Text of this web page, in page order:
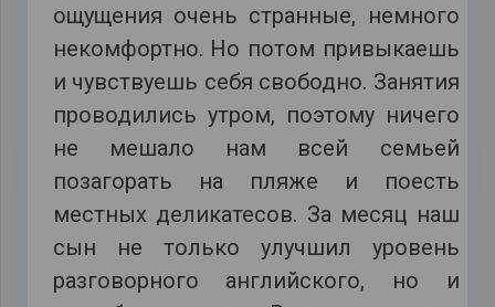
ощущения очень странные, немного
некомфортно. Но потом привыкаешь
и чувствуешь себя свободно. Занятия
проводились утром, поэтому ничего
не мешало нам всей семьей
позагорать на пляже и поесть
местных деликатесов. За месяц наш
сын не только улучшил уровень
разговорного английского, но и